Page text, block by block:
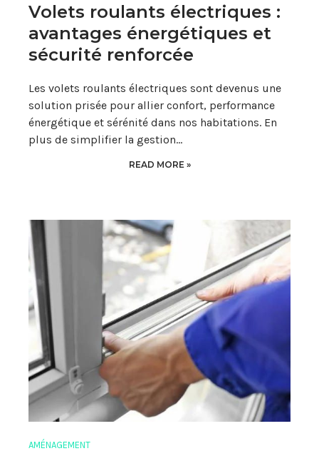
Volets roulants électriques :
avantages énergétiques et
sécurité renforcée
Les volets roulants électriques sont devenus une
solution prisée pour allier confort, performance
énergétique et sérénité dans nos habitations. En
plus de simplifier la gestion…
READ MORE »
AMÉNAGEMENT